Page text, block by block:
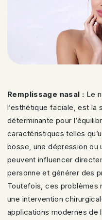
Remplissage nasal : Le
l’esthétique faciale, est la
déterminante pour
caractéristiques telles
bosse, une dépression ou
peuvent influencer
personne et générer des
Toutefois, ces problèmes
une intervention
applications modernes de